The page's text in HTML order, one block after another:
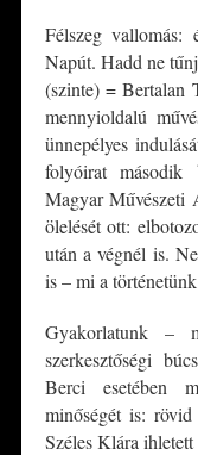
Félszeg vallomás:
Napút. Hadd ne
(szinte) = Bertalan
mennyioldalú
ünnepélyes
folyóirat második
Magyar Művészeti
ölelését ott:
után a végnél is.
is – mi a
Gyakorlatunk –
szerkesztőségi
Berci esetében
minőségét is:
Széles Klára ihletett